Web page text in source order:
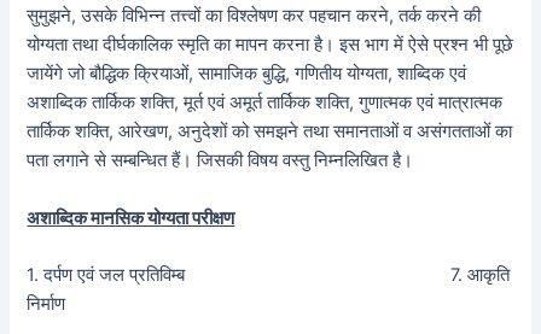
सुमुझने, उसके विभिन्न तत्त्वों का विश्लेषण कर पहचान करने, तर्क करने की
योग्यता तथा दीर्घकालिक स्मृति का मापन करना है। इस भाग में ऐसे प्रश्न भी पूछे
जायेंगे जो बौद्धिक क्रियाओं, सामाजिक बुद्धि, गणितीय योग्यता, शाब्दिक एवं
अशाब्दिक तार्किक शक्ति, मूर्त एवं अमूर्त तार्किक शक्ति, गुणात्मक एवं मात्रात्मक
तार्किक शक्ति, आरेखण, अनुदेशों को समझने तथा समानताओं व असंगतताओं का
पता लगाने से सम्बन्धित हैं। जिसकी विषय वस्तु निम्नलिखित है।
अशाब्दिक मानसिक योग्यता परीक्षण
1. दर्पण एवं जल प्रतिविम्ब 7. आकृति
निर्माण